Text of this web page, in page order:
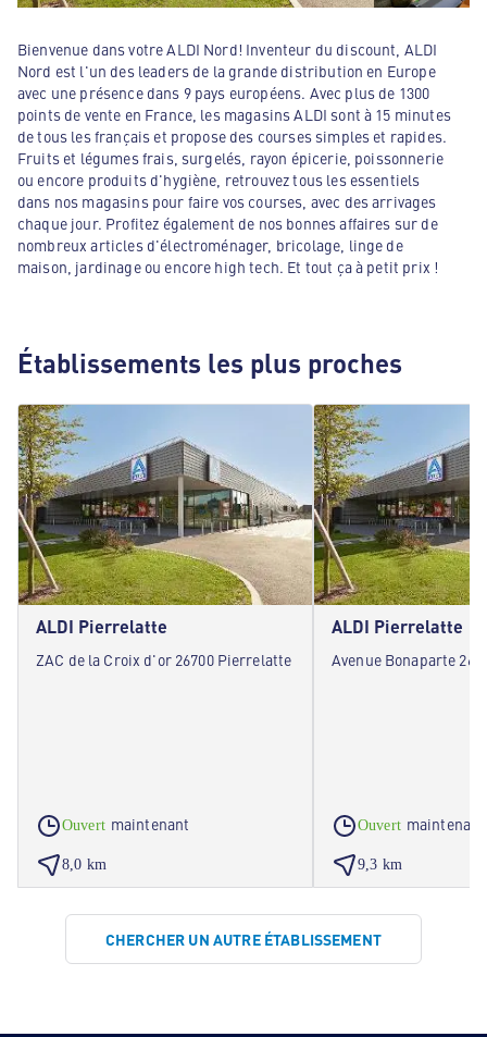
Bienvenue dans votre ALDI Nord! Inventeur du discount, ALDI
Nord est l'un des leaders de la grande distribution en Europe
avec une présence dans 9 pays européens. Avec plus de 1300
points de vente en France, les magasins ALDI sont à 15 minutes
de tous les français et propose des courses simples et rapides.
Fruits et légumes frais, surgelés, rayon épicerie, poissonnerie
ou encore produits d'hygiène, retrouvez tous les essentiels
dans nos magasins pour faire vos courses, avec des arrivages
chaque jour. Profitez également de nos bonnes affaires sur de
nombreux articles d'électroménager, bricolage, linge de
maison, jardinage ou encore high tech. Et tout ça à petit prix !
Établissements les plus proches
ALDI Pierrelatte
ZAC de la Croix d'or 26700 Pierrelatte
Ouvert maintenant
8,0 km
ALDI Pierrelatte
Avenue Bonaparte
Ouvert maintenant
9,3 km
CHERCHER UN AUTRE ÉTABLISSEMENT